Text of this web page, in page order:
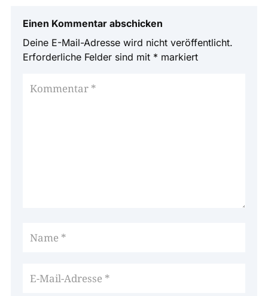
Einen Kommentar abschicken
Deine E-Mail-Adresse wird nicht veröffentlicht.
Erforderliche Felder sind mit * markiert